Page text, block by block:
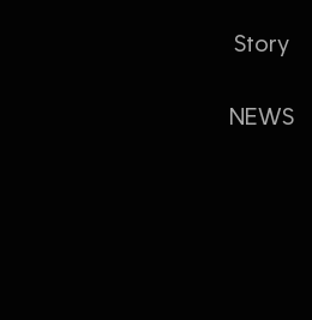
Story
NEWS
랜드 플랫폼